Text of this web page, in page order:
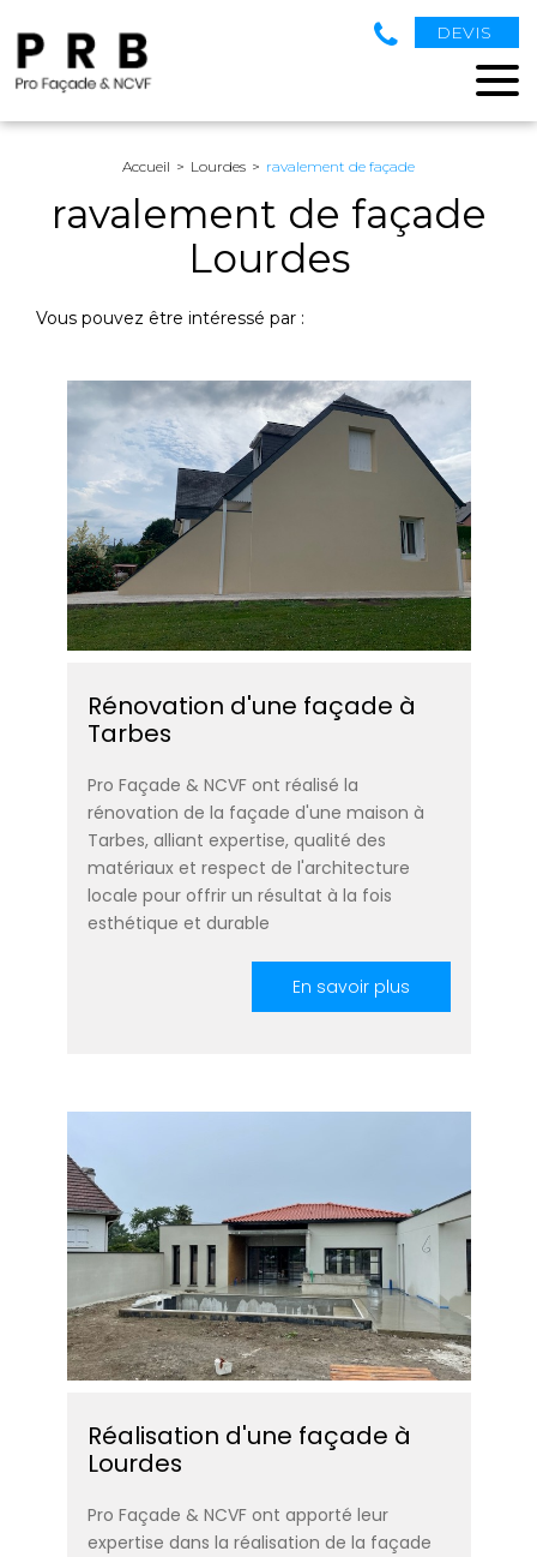
DEVIS
Accueil Lourdes ravalement de façade
ravalement de façade
Lourdes
Vous pouvez être intéressé par :
Rénovation d'une façade à
Tarbes
Pro Façade & NCVF ont réalisé la
rénovation de la façade d'une maison à
Tarbes, alliant expertise, qualité des
matériaux et respect de l'architecture
locale pour offrir un résultat à la fois
esthétique et durable
En savoir plus
Réalisation d'une façade à
Lourdes
Pro Façade & NCVF ont apporté leur
expertise dans la réalisation de la façade